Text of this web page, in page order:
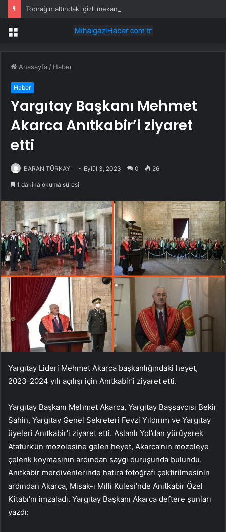
Menü
Anasayfa / Haber
Haber
Yargıtay Başkanı Mehmet
Akarca Anıtkabir’i ziyaret
etti
BARAN TÜRKAY Eylül 3, 2023 0 26
1 dakika okuma süresi
Yargıtay Lideri Mehmet Akarca başkanlığındaki heyet,
2023-2024 yılı açılışı için Anıtkabir’i ziyaret etti.
Yargıtay Başkanı Mehmet Akarca, Yargıtay Başsavcısı Bekir
Şahin, Yargıtay Genel Sekreteri Fevzi Yıldırım ve Yargıtay
üyeleri Anıtkabir’i ziyaret etti. Aslanlı Yol’dan yürüyerek
Atatürk’ün mozolesine gelen heyet, Akarca’nın mozoleye
çelenk koymasının ardından saygı duruşunda bulundu.
Anıtkabir merdivenlerinde hatıra fotoğrafı çektirilmesinin
ardından Akarca, Misak-ı Milli Kulesi’nde Anıtkabir Özel
Kitabı’nı imzaladı. Yargıtay Başkanı Akarca deftere şunları
yazdı: